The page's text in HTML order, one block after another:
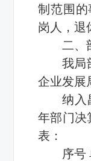
制范围
岗人，退
二、
我局
企业发展
纳入
年部门决
表：
序号